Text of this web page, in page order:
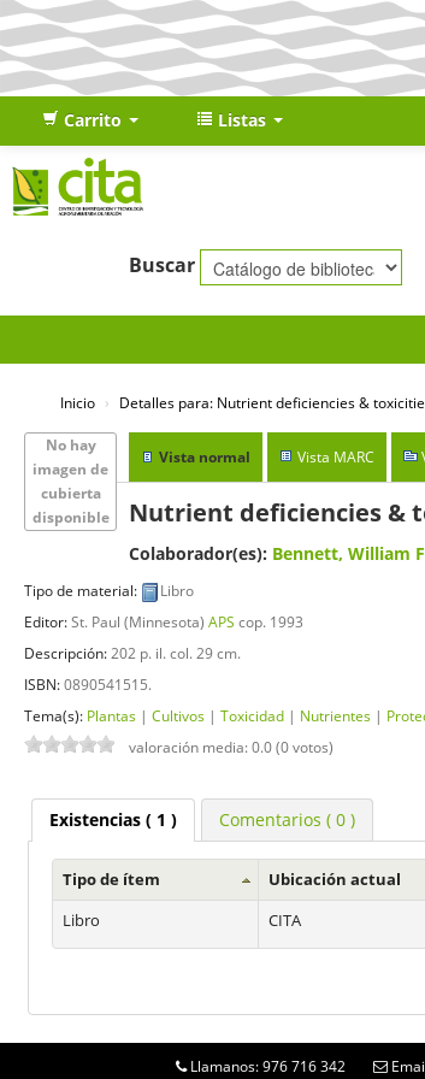
Carrito Listas
Buscar
Inicio › Detalles para: Nutrient deficiencies &
No hay
imagen de
cubierta
disponible
Vista normal Vista MARC
Nutrient deficiencies &
Colaborador(es): Bennett, William F
Tipo de material:
Libro
Editor:St. Paul (Minnesota) APS cop. 1993
Descripción:202 p. il. col. 29 cm.
ISBN:0890541515.
Tema(s): Plantas | Cultivos | Toxicidad | Nutrientes |
valoración media: 0.0 (0 votos)
Existencias( 1 ) Comentarios ( 0 )
Tipo de ítem Ubicación actual
Libro
CITA
Llamanos: 976 716 342